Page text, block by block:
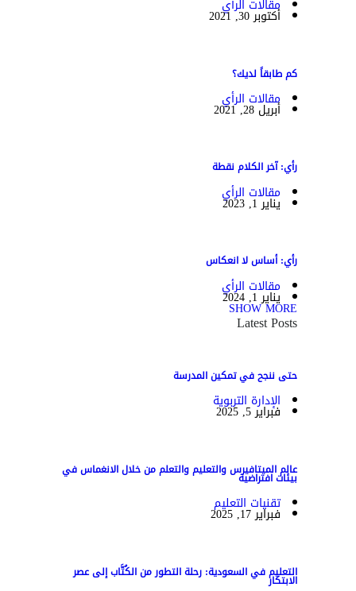
مقالات الرأي
أكتوبر 30, 2021
كم طابقاً لديك؟
مقالات الرأي
أبريل 28, 2021
رأي: آخر الكلام نقطة
مقالات الرأي
يناير 1, 2023
رأي: أساس لا انعكاس
مقالات الرأي
يناير 1, 2024
SHOW MORE
Latest Posts
حتى ننجح في تمكين المدرسة
الإدارة التربوية
فبراير 5, 2025
عالم الميتافيرس والتعليم والتعلم من خلال الانغماس في
بيئات افتراضية
تقنيات التعليم
فبراير 17, 2025
التعليم في السعودية: رحلة التطور من الكُتَّاب إلى عصر
الابتكار